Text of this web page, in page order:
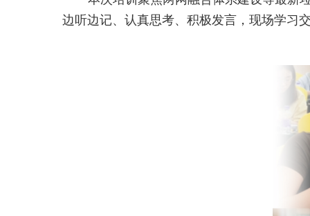
边听边记、认真思考、积极发言， 现场学习